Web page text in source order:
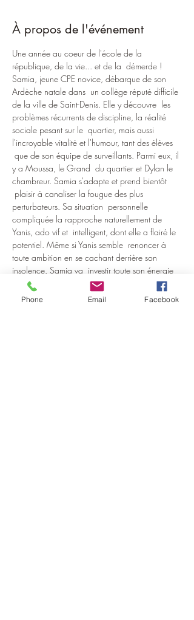
À propos de l'événement
Une année au coeur de l'école de la
république, de la vie... et de la  démerde !
Samia, jeune CPE novice, débarque de son
Ardèche natale dans  un collège réputé difficile
de la ville de Saint-Denis. Elle y découvre  les
problèmes récurrents de discipline, la réalité
sociale pesant sur le  quartier, mais aussi
l'incroyable vitalité et l'humour, tant des élèves
que de son équipe de surveillants. Parmi eux, il
y a Moussa, le Grand  du quartier et Dylan le
chambreur. Samia s'adapte et prend bientôt
plaisir à canaliser la fougue des plus
perturbateurs. Sa situation  personnelle
compliquée la rapproche naturellement de
Yanis, ado vif et  intelligent, dont elle a flairé le
potentiel. Même si Yanis semble  renoncer à
toute ambition en se cachant derrière son
insolence, Samia va  investir toute son énergie
à le détourner d'un échec scolaire annoncé  et
tenter de l'amener à se projeter dans un avenir
Phone Email Facebook